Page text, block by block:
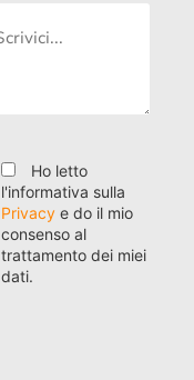
Ho letto
l'informativa sulla
Privacy e do il mio
consenso al
trattamento dei miei
dati.